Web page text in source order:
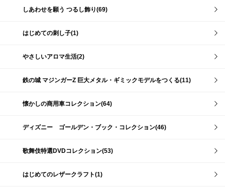
しあわせを願う つるし飾り(69)
はじめての刺し子(1)
やさしいアロマ生活(2)
鉄の城 マジンガーZ 巨大メタル・ギミックモデルをつくる(11)
懐かしの商用車コレクション(64)
ディズニー ゴールデン・ブック・コレクション(46)
歌舞伎特選DVDコレクション(53)
はじめてのレザークラフト(1)